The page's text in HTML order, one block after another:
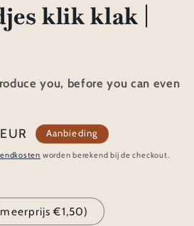
klik klak |
you, before you can even
Aanbieding
worden berekend bij de checkout.
€1,50)